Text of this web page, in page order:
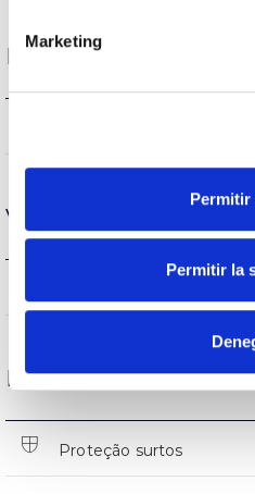
Marketing
Permitir
Permitir la
Desempenho
Vida
Proteções
Proteção surtos